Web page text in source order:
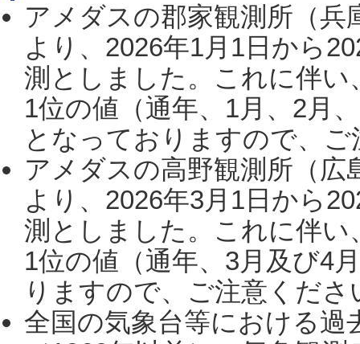
アメダスの郡家観測所（
より、2026年1月1日から
測としました。これに伴い
1位の値（通年、1月、2月
となっておりますので、
アメダスの高野観測所（
より、2026年3月1日から
測としました。これに伴い
1位の値（通年、3月及び4
りますので、ご注意くだ
全国の気象台等における過